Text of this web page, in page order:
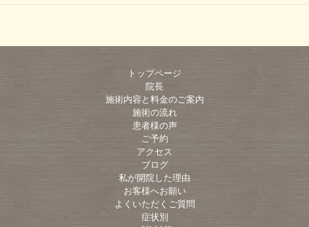
トップページ
院長
施術内容と料金のご案内
施術の流れ
患者様の声
ご予約
アクセス
ブログ
私が開院した理由
お客様へお願い
よくいただくご質問
症状別